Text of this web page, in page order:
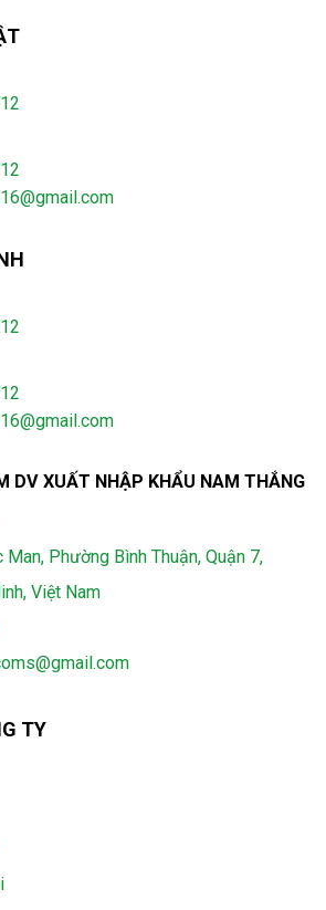
DV XUẤT NHẬP KHẨU NAM THẮNG
Phường Bình Thuận, Quận 7,
Việt Nam
TY